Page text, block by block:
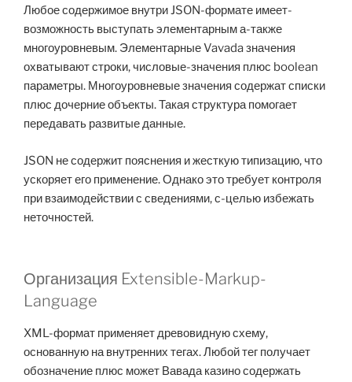
Любое содержимое внутри JSON-формате имеет-
возможность выступать элементарным а-также
многоуровневым. Элементарные Vavada значения
охватывают строки, числовые-значения плюс boolean
параметры. Многоуровневые значения содержат списки
плюс дочерние объекты. Такая структура помогает
передавать развитые данные.
JSON не содержит пояснения и жесткую типизацию, что
ускоряет его применение. Однако это требует контроля
при взаимодействии с сведениями, с-целью избежать
неточностей.
Организация Extensible-Markup-
Language
XML-формат применяет древовидную схему,
основанную на внутренних тегах. Любой тег получает
обозначение плюс может Вавада казино содержать